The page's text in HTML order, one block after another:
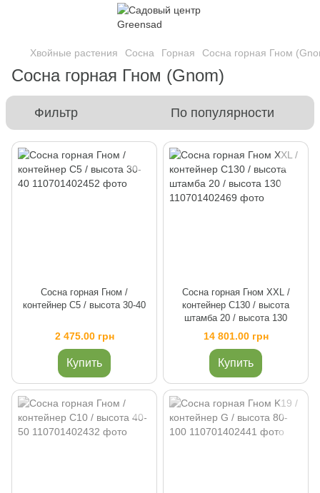
Хвойные растения Сосна Горная Сосна горная Гном
Сосна горная Гном (Gnom)
Фильтр По популярности
Сосна горная Гном /
контейнер C5 / высота 30-40
2 475.00 грн
Купить
Сосна горная Гном XXL /
контейнер C130 / высота
штамба 20 / высота 130
14 801.00 грн
Купить